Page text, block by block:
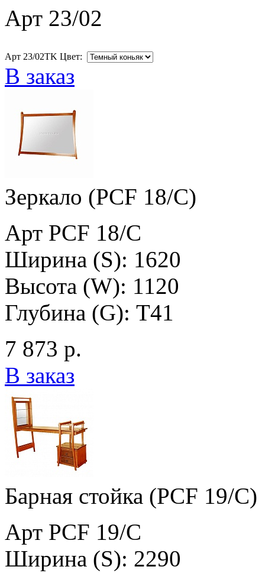
Арт 23/02
Арт 23/02TK Цвет:
В заказ
Зеркало (PCF 18/C)
Арт PCF 18/C
Ширина (S): 1620
Высота (W): 1120
Глубина (G): T41
7 873 р.
В заказ
Барная стойка (PCF 19/C)
Арт PCF 19/C
Ширина (S): 2290